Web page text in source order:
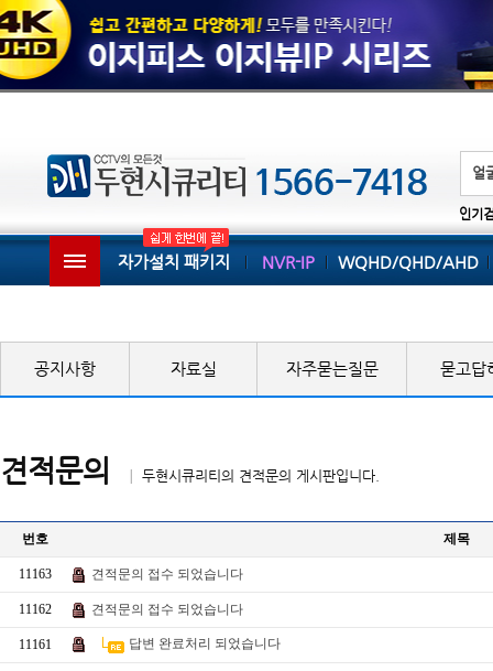
인기
자가설치 패키지 NVR-IP WQHD/QHD/AHD
공지사항 자료실 자주묻는질문 묻고답
견적문의 │ 두현시큐리티의 견적문의 게시판입니다.
번호 제목
11163 견적문의 접수 되었습니다
11162 견적문의 접수 되었습니다
11161 답변 완료처리 되었습니다